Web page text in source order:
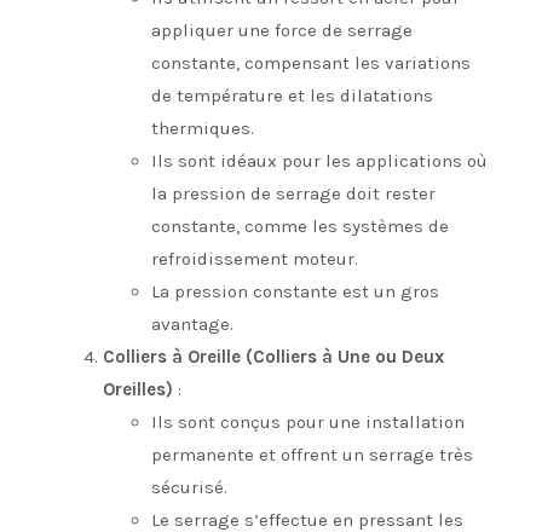
appliquer une force de serrage
constante, compensant les variations
de température et les dilatations
thermiques.
Ils sont idéaux pour les applications où
la pression de serrage doit rester
constante, comme les systèmes de
refroidissement moteur.
La pression constante est un gros
avantage.
Colliers à Oreille (Colliers à Une ou Deux
Oreilles) :
Ils sont conçus pour une installation
permanente et offrent un serrage très
sécurisé.
Le serrage s’effectue en pressant les